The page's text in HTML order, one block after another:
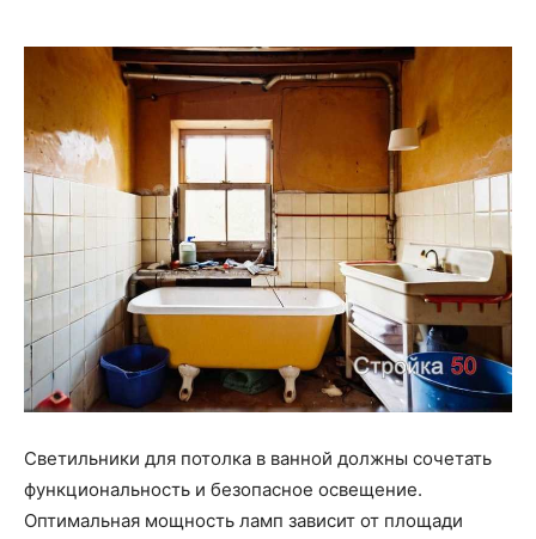
Светильники для потолка в ванной должны сочетать
функциональность и безопасное освещение.
Оптимальная мощность ламп зависит от площади